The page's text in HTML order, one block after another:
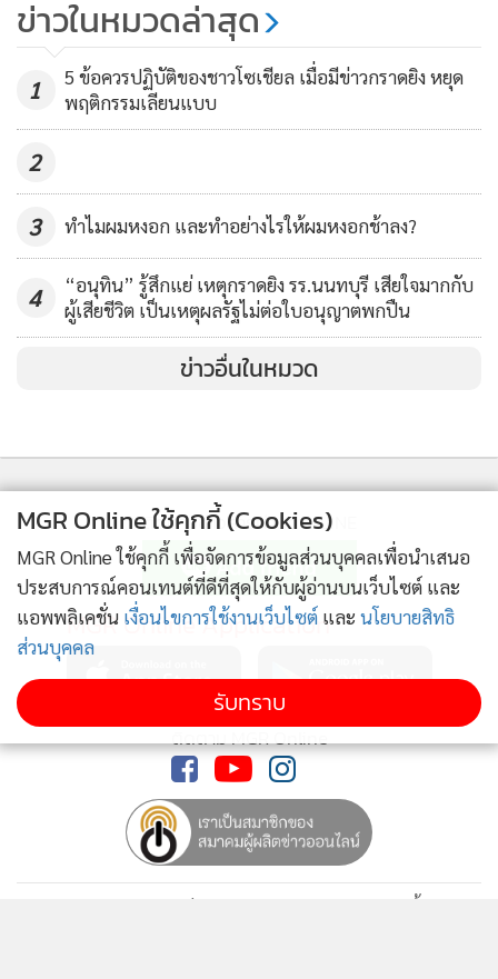
นอกจากนี้ คนกินอาหารเจมีเหตุผลถือหลักการว่า ผักผลไม้มี
ธรรมชาติเป็น “หยาง” ซึ่งหมายถึง “ความสะอาด ความโปร่ง
ความแจ่มใส” แต่เนื้อสัตว์มีธรรมชาติตรงข้ามคือเป็น “หยิน” ซึ่ง
หมายถึง “ความขุ่นมัว ความมืดมิด ความทึบ” ตามธรรมชาติของ
แจ่มใส ควรจะกินอาหาร พืชผักและผลไม้ให้มากขึ้น
อาหารเจมีประวัติดั้งเดิมมาจากประเทศจีนนานกว่าสองพันปีมา
แล้ว ตั้งแต่ราชวงศ์ ของจักรพรรดิฟูซี (Fu Xi) แห่งเมืองซ้องโกะ
(Zhong Guo) ซึ่งเคร่งครัดทางศาสนา มีการ กินอาหารเจ และ
เผยแพร่ลัทธิเต๋าโดยเหล่าจื๊อและขงจื๊อ โดยมีหลักธรรมะของจิต
วิญญาณ ภายในร่างกาย การมีชีวิตตามวิถีธรรมชาติด้วยความ
เมตตาและการบริโภคอาหารเจ นับว่า คนจีนจึงกินอาหารเจมา
นานหลายพันปีแล้ว อาหารเจเกี่ยวข้องกับศาสนาและการปฏิบัติ
ธรรม มากกว่าเพื่อสุขภาพ จึงมักเรียกติดปากกันว่า “ถือศีลกิน
เจ” ซึ่งมีความหมายครบถ้วนว่า ผู้ปฏิบัติธรรมที่รักษาศีลความ
เป็นมนุษย์จะต้องเจริญเมตตาและกรุณา จึงไม่ควรกินเนื้อสัตว์
ข่าวในหมวดล่าสุด
1
5 ข้อควรปฏิบัติของชาวโซเชียล เมื่อมีข่าวกราดยิง หยุด
พฤติกรรมเลียนแบบ
2
3 ทำไมผมหงอก และทำอย่างไรให้ผมหงอกช้าลง?
4
“อนุทิน” รู้สึกแย่ เหตุกราดยิง รร.นนทบุรี เสียใจมากกับ
ผู้เสียชีวิต เป็นเหตุผลรัฐไม่ต่อใบอนุญาตพกปืน
ข่าวอื่นในหมวด
ติดตามข่าวสารผ่านทาง LINE
MGR Online Application
ติดตาม MGR Online
MGR Online ใช้คุกกี้ (Cookies)
MGR Online ใช้คุกกี้ เพื่อจัดการข้อมูลส่วนบุคคลเพื่อนำเสนอ
ประสบการณ์คอนเทนต์ที่ดีที่สุดให้กับผู้อ่านบนเว็บไซต์ และ
แอพพลิเคชั่น เงื่อนไขการใช้งานเว็บไซต์ และ นโยบายสิทธิ
ส่วนบุคคล
รับทราบ